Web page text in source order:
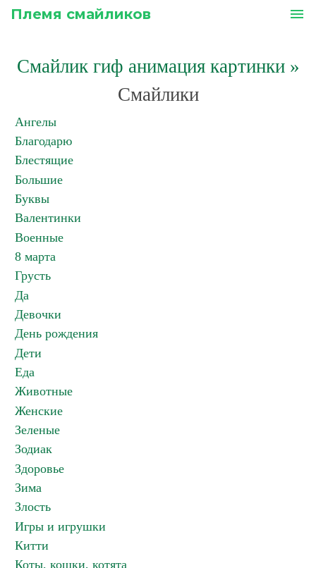
Племя смайликов menu
Смайлик гиф анимация картинки»
Смайлики
Ангелы
Благодарю
Блестящие
Большие
Буквы
Валентинки
Военные
8 марта
Грусть
Да
Девочки
День рождения
Дети
Еда
Животные
Женские
Зеленые
Зодиак
Здоровье
Зима
Злость
Игры и игрушки
Китти
Коты, кошки, котята